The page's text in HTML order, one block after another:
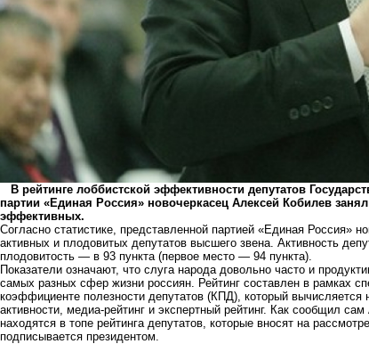
В рейтинге лоббистской эффективности депутатов
партии «Единая Россия» новочеркасец Алексей Кобилев
эффективных.
Согласно статистике, представленной партией «Единая Россия»
активных и плодовитых депутатов высшего звена. Активность
плодовитость — в 93 пункта (первое место — 94 пункта).
Показатели означают, что слуга народа довольно часто и
самых разных сфер жизни россиян. Рейтинг составлен в рамках
коэффициенте полезности депутатов (КПД), который вычисляется
активности, медиа-рейтинг и экспертный рейтинг. Как сообщил
находятся в топе рейтинга депутатов, которые вносят на
подписывается президентом.